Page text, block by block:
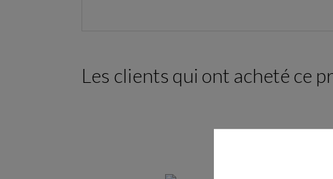
Les clients qui ont acheté ce